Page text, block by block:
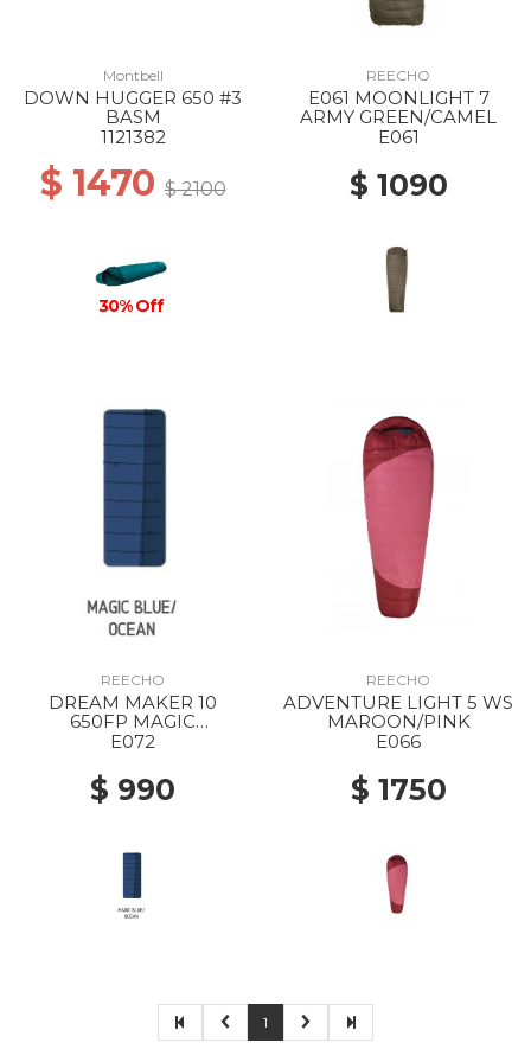
Montbell
DOWN HUGGER 650 #3
BASM
1121382
$ 1470$ 2100
30% Off
REECHO
E061 MOONLIGHT 7
ARMY GREEN/CAMEL
E061
$ 1090
REECHO
DREAM MAKER 10
650FP MAGIC
BLUE/OCEAN
E072
$ 990
REECHO
ADVENTURE LIGHT 5 WS
MAROON/PINK
E066
$ 1750
1